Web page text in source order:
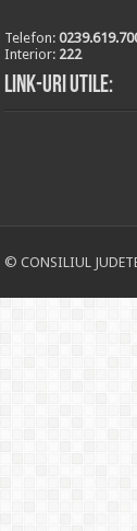
Telefon:
Interior: 222
Link-uri utile:
© CONSILIUL